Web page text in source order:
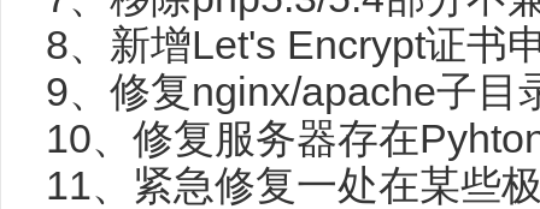
8、新增Let's Encrypt证书
9、修复nginx/apache子目
10、修复服务器存在
11、紧急修复一处在某些